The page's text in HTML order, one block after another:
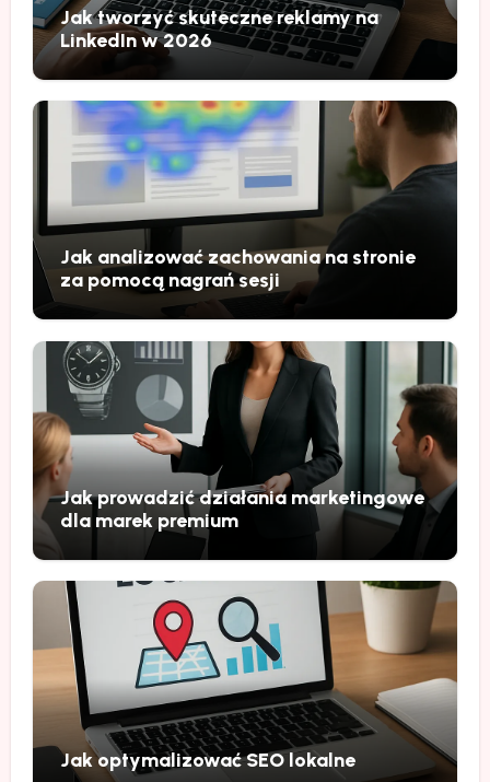
Jak tworzyć skuteczne reklamy na
LinkedIn w 2026
Jak analizować zachowania na stronie
za pomocą nagrań sesji
Jak prowadzić działania marketingowe
dla marek premium
Jak optymalizować SEO lokalne